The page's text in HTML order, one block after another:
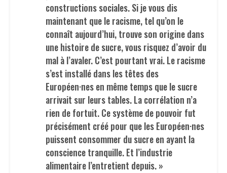
constructions sociales. Si je vous dis
maintenant que le racisme, tel qu’on le
connaît aujourd’hui, trouve son origine dans
une histoire de sucre, vous risquez d’avoir du
mal à l’avaler. C’est pourtant vrai. Le racisme
s’est installé dans les têtes des
Européen·nes en même temps que le sucre
arrivait sur leurs tables. La corrélation n’a
rien de fortuit. Ce système de pouvoir fut
précisément créé pour que les Européen·nes
puissent consommer du sucre en ayant la
conscience tranquille. Et l’industrie
alimentaire l’entretient depuis. »